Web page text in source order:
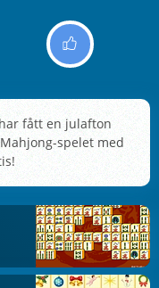
fått en julafton
spelet med